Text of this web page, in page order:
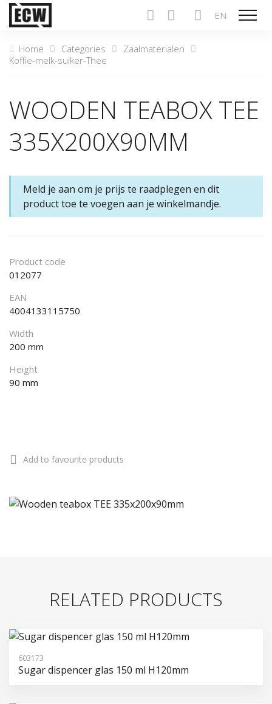
EN Show
Home Categories
Zaalmaterialen
Koffie-melk-suiker-Thee
WOODEN TEABOX TEE
335X200X90MM
Meld je aan om je prijs te raadplegen en dit
product toe te voegen aan je winkelmandje.
Product code
012077
EAN
4004133115750
Width
200 mm
Height
90 mm
Add to favourite products
RELATED PRODUCTS
603173
Sugar dispencer glas 150 ml H120mm